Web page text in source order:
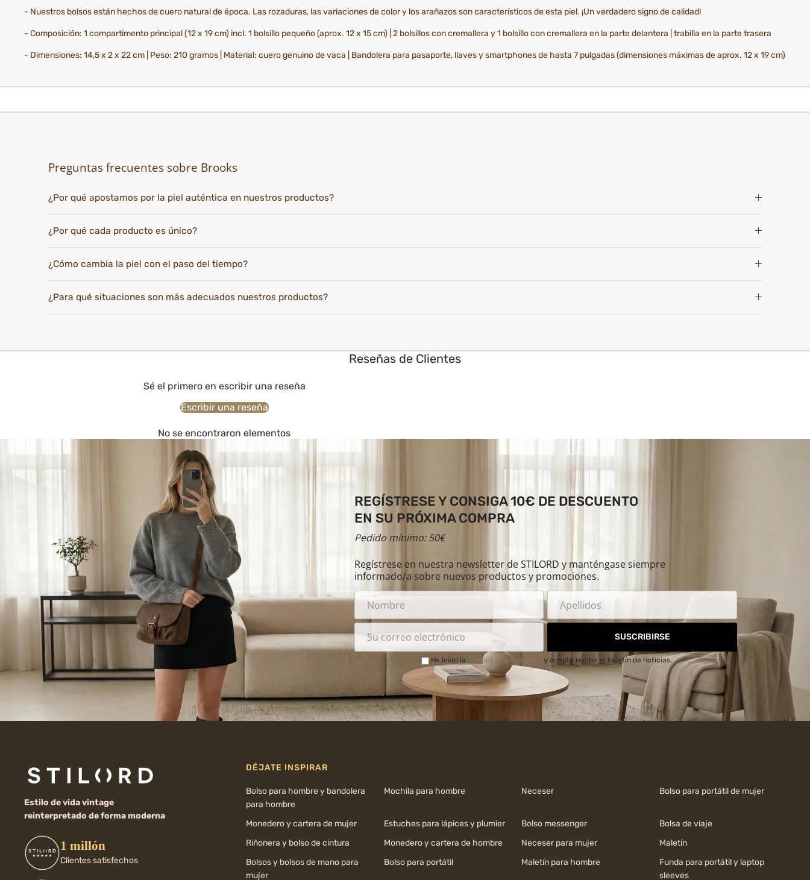
- Nuestros bolsos están hechos de cuero natural de época. Las rozaduras, las variaciones de color y los arañazos son característicos de esta piel. ¡Un verdadero signo de calidad!
- Composición: 1 compartimento principal (12 x 19 cm) incl. 1 bolsillo pequeño (aprox. 12 x 15 cm) | 2 bolsillos con cremallera y 1 bolsillo con cremallera en la parte delantera | trabilla en la parte trasera
- Dimensiones: 14,5 x 2 x 22 cm | Peso: 210 gramos | Material: cuero genuino de vaca | Bandolera para pasaporte, llaves y smartphones de hasta 7 pulgadas (dimensiones máximas de aprox. 12 x 19 cm)
Preguntas frecuentes sobre Brooks
¿Por qué apostamos por la piel auténtica en nuestros productos?
¿Por qué cada producto es único?
¿Cómo cambia la piel con el paso del tiempo?
¿Para qué situaciones son más adecuados nuestros productos?
Reseñas de Clientes
Sé el primero en escribir una reseña
Escribir una reseña
No se encontraron elementos
REGÍSTRESE Y CONSIGA 10€ DE DESCUENTO
EN SU PRÓXIMA COMPRA
Pedido mínimo: 50€
Regístrese en nuestra newsletter de STILORD y manténgase siempre
informado/a sobre nuevos productos y promociones.
SUSCRIBIRSE
He leído la Política de privacidad y acepto recibir el boletín de noticias.
Estilo de vida vintage
reinterpretado de forma moderna
1 millón
Clientes satisfechos
DÉJATE INSPIRAR
Bolso para hombre y bandolera
para hombre
Mochila para hombre Neceser Bolso para portátil de mujer
Monedero y cartera de mujer Estuches para lápices y plumier Bolso messenger
Bolsa de viaje
Riñonera y bolso de cintura
Monedero y cartera de hombre Neceser para mujer
Maletín
Bolsos y bolsos de mano para
mujer
Bolso para portátil Maletín para hombre
Funda para portátil y laptop
sleeves